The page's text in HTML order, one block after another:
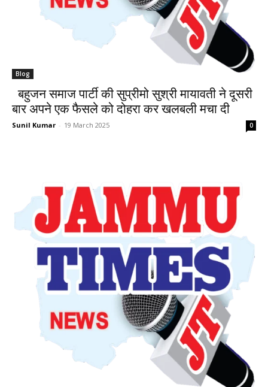
Blog
बहुजन समाज पार्टी की सुप्रीमो सुश्री मायावती ने दूसरी
बार अपने एक फैसले को दोहरा कर खलबली मचा दी
Sunil Kumar - 19 March 2025 0